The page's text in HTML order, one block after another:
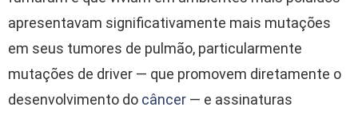
apresentavam significativamente mais mutações
em seus tumores de pulmão, particularmente
mutações de driver — que promovem diretamente o
desenvolvimento do câncer — e assinaturas